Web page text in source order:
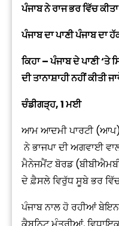
ਪੰਜਾਬ ਨੇ ਰਾਜ ਭਰ ਵਿੱਚ
ਪੰਜਾਬ ਦਾ ਪਾਣੀ ਪੰਜਾਬ ਦਾ
ਕਿਹਾ – ਪੰਜਾਬ ਦੇ ਪਾਣੀ ‘ਤੇ
ਦੀ ਤਾਨਾਸ਼ਾਹੀ ਨਹੀਂ ਕੀਤੀ
ਚੰਡੀਗੜ੍ਹ, 1 ਮਈ
ਆਮ ਆਦਮੀ ਪਾਰਟੀ
ਨੇ ਭਾਜਪਾ ਦੀ ਅਗਵਾਈ
ਮੈਨੇਜਮੈਂਟ ਬੋਰਡ
ਦੇ ਫ਼ੈਸਲੇ ਵਿਰੁੱਧ ਸੂਬੇ ਭਰ
ਪੰਜਾਬ ਨਾਲ ਹੋ ਰਹੀਆਂ